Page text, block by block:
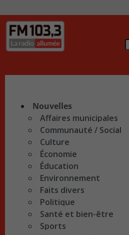
Nouvelles
Affaires municipales
Communauté / Social
Culture
Économie
Éducation
Environnement
Faits divers
Politique
Santé et bien-être
Sports